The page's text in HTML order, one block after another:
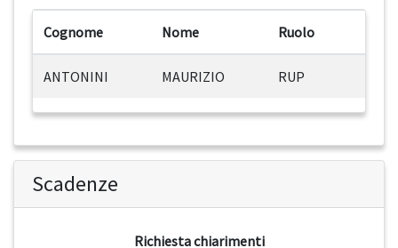
Cognome Nome Ruolo
ANTONINI MAURIZIO RUP
Scadenze
Richiesta chiarimenti